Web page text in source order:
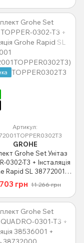
Артикул:
GROHE
Grohe Set Унітаз
0302-T3 + Інсталяція
Rapid SL 38772001
грн 11 266 грн